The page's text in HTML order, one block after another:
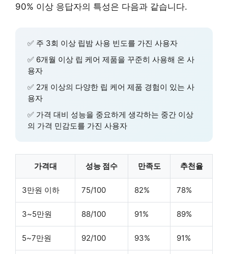
90% 이상 응답자의 특성은 다음과 같습니다.
✅ 주 3회 이상 립밤 사용 빈도를 가진 사용자
✅ 6개월 이상 립 케어 제품을 꾸준히 사용해 온 사
용자
✅ 2개 이상의 다양한 립 케어 제품 경험이 있는 사
용자
✅ 가격 대비 성능을 중요하게 생각하는 중간 이상
의 가격 민감도를 가진 사용자
가격대 성능 점수 만족도 추천율
3만원 이하 75/100 82% 78%
3~5만원 88/100 91% 89%
5~7만원 92/100 93% 91%